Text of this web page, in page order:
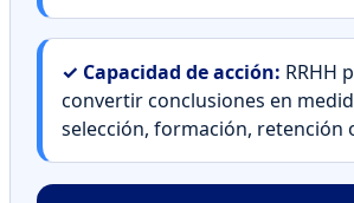
✓ Capacidad de acción: RRHH
convertir conclusiones en
selección, formación, retención